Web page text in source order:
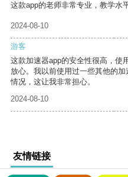
这款app的老师非常专业，教学水
2024-08-10
游客
这款加速器app的安全性很高，使
放心。我以前使用过一些其他的
情况，这让我非常担心。
2024-08-10
友情链接